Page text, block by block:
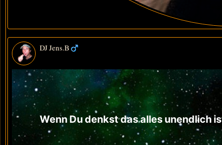
DJ Jens.B
Wenn Du denkst das alles unendlich